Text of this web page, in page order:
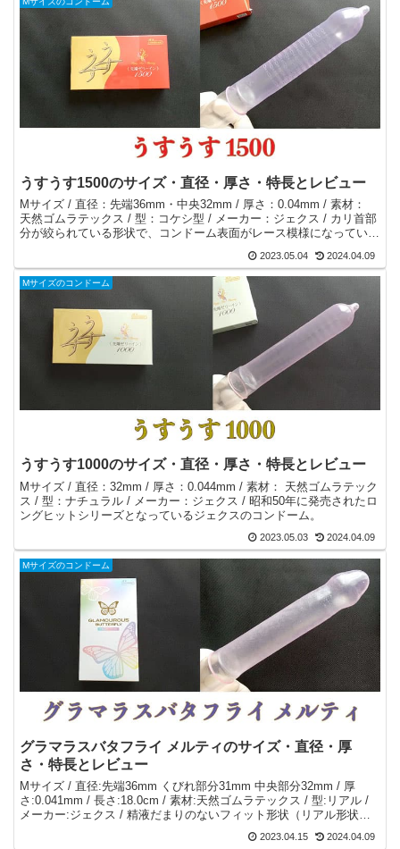
うすうす1500のサイズ・直径・厚さ・特長とレビュー
Mサイズ / 直径：先端36mm・中央32mm / 厚さ：0.04mm / 素材：
天然ゴムラテックス / 型：コケシ型 / メーカー：ジェクス / カリ首部
分が絞られている形状で、コンドーム表面がレース模様になっている
2023.05.04 2024.04.09
Mサイズのコンドーム
うすうす1000のサイズ・直径・厚さ・特長とレビュー
Mサイズ / 直径：32mm / 厚さ：0.044mm / 素材： 天然ゴムラテック
ス / 型：ナチュラル / メーカー：ジェクス / 昭和50年に発売されたロ
ングヒットシリーズとなっているジェクスのコンドーム。
2023.05.03 2024.04.09
Mサイズのコンドーム
グラマラスバタフライ メルティのサイズ・直径・厚
さ・特長とレビュー
Mサイズ / 直径:先端36mm くびれ部分31mm 中央部分32mm / 厚
さ:0.041mm / 長さ:18.0cm / 素材:天然ゴムラテックス / 型:リアル /
メーカー:ジェクス / 精液だまりのないフィット形状（リアル形状）
タイプ。とろけるような一体感“メルティゼリー”付き。締め付けない
2023.04.15 2024.04.09